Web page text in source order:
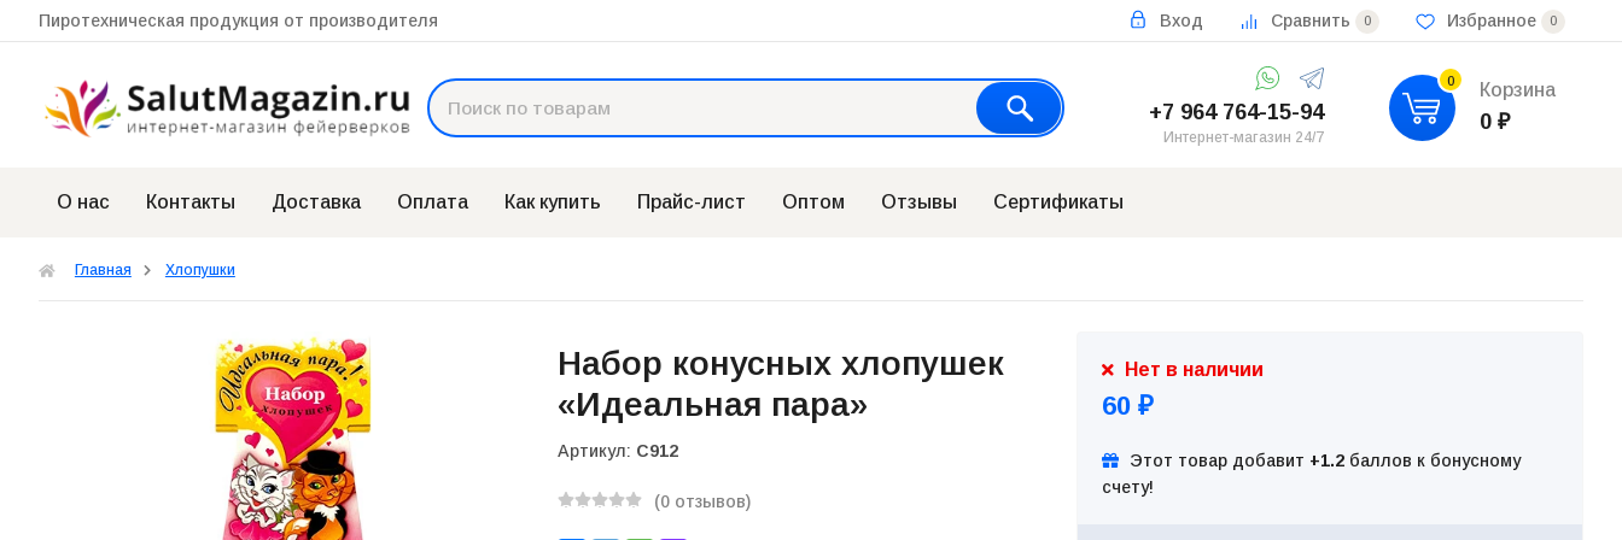
Пиротехническая продукция от производителя Вход Сравнить 0 Избранное 0
+7 964 764-15-94
Интернет-магазин 24/7
0 Корзина
0 ₽
О нас Контакты Доставка Оплата Как купить Прайс-лист Оптом Отзывы Сертификаты
Главная Хлопушки
Набор конусных хлопушек
«Идеальная пара»
Артикул: С912
(0 отзывов)
Нет в наличии
60 ₽
Этот товар добавит +1.2 баллов к бонусному
счету!